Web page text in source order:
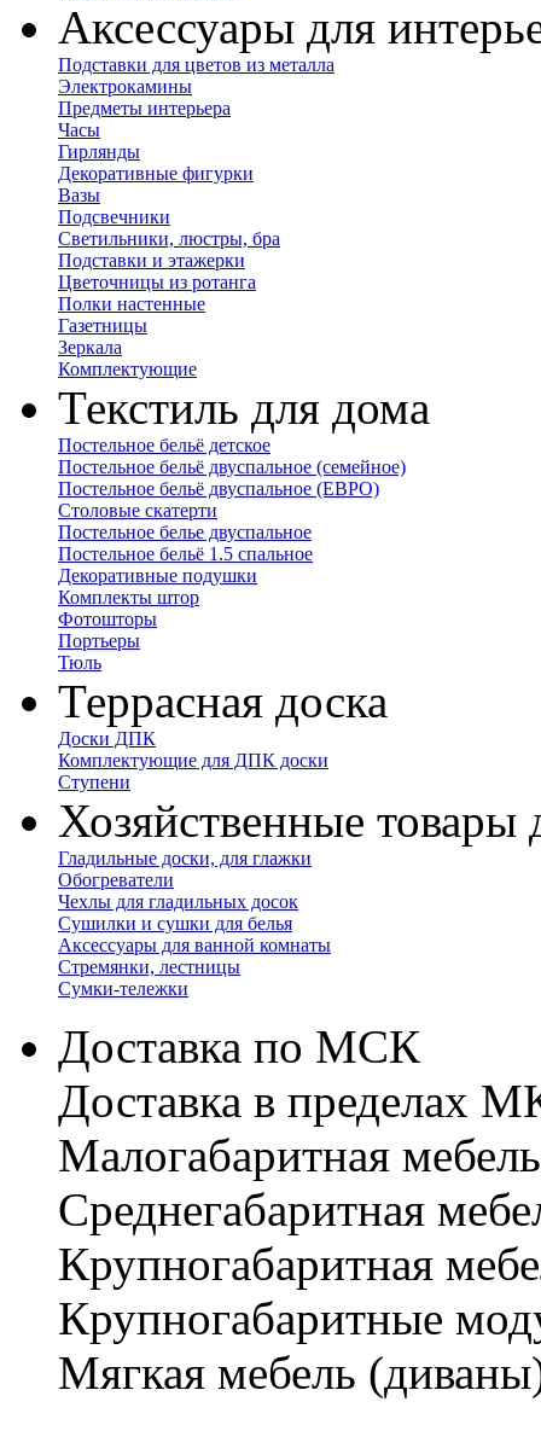
Аксессуары для
Подставки для цветов из металла
Электрокамины
Предметы интерьера
Часы
Гирлянды
Декоративные фигурки
Вазы
Подсвечники
Светильники, люстры, бра
Подставки и этажерки
Цветочницы из ротанга
Полки настенные
Газетницы
Зеркала
Комплектующие
Текстиль для дома
Постельное бельё детское
Постельное бельё двуспальное (семейное)
Постельное бельё двуспальное (ЕВРО)
Столовые скатерти
Постельное белье двуспальное
Постельное бельё 1.5 спальное
Декоративные подушки
Комплекты штор
Фотошторы
Портьеры
Тюль
Террасная доска
Доски ДПК
Комплектующие для ДПК доски
Ступени
Хозяйственные товары
Гладильные доски, для глажки
Обогреватели
Чехлы для гладильных досок
Сушилки и сушки для белья
Аксессуары для ванной комнаты
Стремянки, лестницы
Сумки-тележки
Доставка по МСК
Доставка в пределах
Малогабаритная
Cреднегабаритная
Крупногабаритная
Крупногабаритные
Мягкая мебель